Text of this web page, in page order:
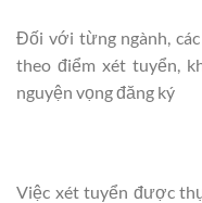
Đối với từng ngành,
theo điểm xét tuyển,
nguyện vọng đăng ký
Việc xét tuyển được